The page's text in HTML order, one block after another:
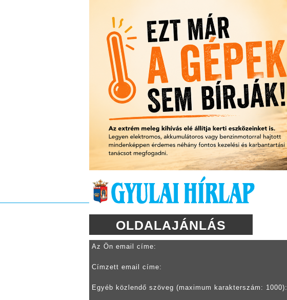
OLDALAJÁNLÁS
Az Ön email címe:
Címzett email címe:
Egyéb közlendő szöveg (maximum karakterszám: 1000):